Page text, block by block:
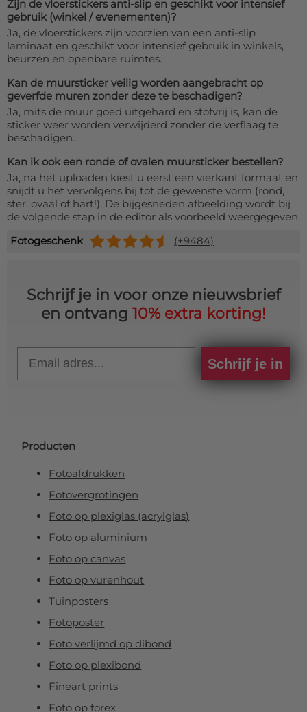
Zijn de vloerstickers anti-slip en geschikt voor intensief
gebruik (winkel / evenementen)?
Ja, de vloerstickers zijn voorzien van een anti-slip
laminaat en geschikt voor intensief gebruik in winkels,
beurzen en openbare ruimtes.
Kan de muursticker veilig worden aangebracht op
geverfde muren zonder deze te beschadigen?
Ja, mits de muur goed uitgehard en stofvrij is, kan de
sticker weer worden verwijderd zonder de verflaag te
beschadigen.
Kan ik ook een ronde of ovalen muursticker bestellen?
Ja, na het uploaden kiest u eerst een vierkant formaat en
snijdt u het vervolgens bij tot de gewenste vorm (rond,
ster, ovaal of hart!). De bijgesneden afbeelding wordt bij
de volgende stap in de editor als voorbeeld weergegeven.
Fotogeschenk
(+9484)
Schrijf je in voor onze nieuwsbrief
en ontvang 10% extra korting!
Schrijf je in
Producten
Fotoafdrukken
Fotovergrotingen
Foto op plexiglas (acrylglas)
Foto op aluminium
Foto op canvas
Foto op vurenhout
Tuinposters
Fotoposter
Foto verlijmd op dibond
Foto op plexibond
Fineart prints
Foto op forex